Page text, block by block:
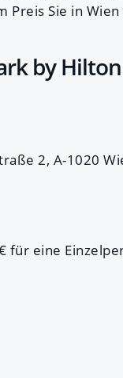
Preis Sie in
by
2, A-1020
für eine